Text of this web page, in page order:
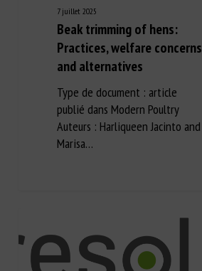
7 juillet 2025
Beak trimming of hens:
Practices, welfare concerns
and alternatives
Type de document : article
publié dans Modern Poultry
Auteurs : Harliqueen Jacinto and
Marisa…